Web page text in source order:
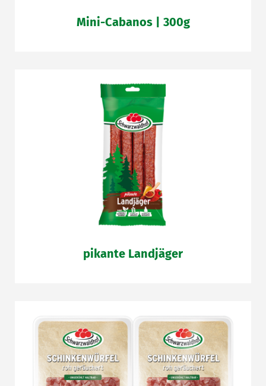
Mini-Cabanos | 300g
pikante Landjäger